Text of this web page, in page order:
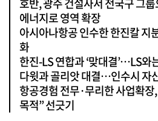
호반, 광주 건설사서 전국구 그
에너지로 영역 확장
아시아나항공 인수한 한진칼
화
한진-LS 연합과 ‘맞대결’…LS와
다윗과 골리앗 대결…인수시 자
항공경험 전무·무리한 사업확
목적” 선긋기